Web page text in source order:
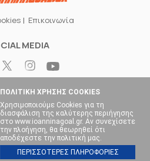
ΠΟΛΙΤΙΚΗ ΧΡΗΣΗΣ COOKIES
Χρησιμοποιούμε Cookies για τη
διασφάλιση της καλύτερης περιήγησης
στο www.ioanninagoal.gr. Αν συνεχίσετε
την πλοήγηση, θα θεωρηθεί ότι
αποδέχεστε την πολιτική μας.
ΠΕΡΙΣΣΟΤΕΡΕΣ ΠΛΗΡΟΦΟΡΙΕΣ
Επικοινωνία
MEDIA
ΜΠΑΣΚΕΤ ΒΟΛΕΪ
ΧΑΝΤΜΠΟΛ
ΕΠΙΚΑΙΡΟΤΗΤΑ
portal στα Ιωάννινα, Copyright ©
rights reserved.